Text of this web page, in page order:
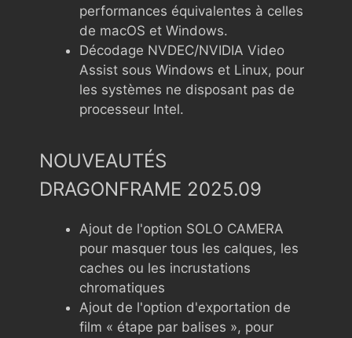
performances équivalentes à celles
de macOS et Windows.
Décodage NVDEC/NVIDIA Video
Assist sous Windows et Linux, pour
les systèmes ne disposant pas de
processeur Intel.
NOUVEAUTÉS
DRAGONFRAME 2025.09
Ajout de l'option SOLO CAMERA
pour masquer tous les calques, les
caches ou les incrustations
chromatiques
Ajout de l'option d'exportation de
film « étape par balises », pour